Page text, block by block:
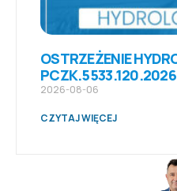
OSTRZEŻENIE
PCZK.5533.120.2026
2026-08-06
CZYTAJ WIĘCEJ